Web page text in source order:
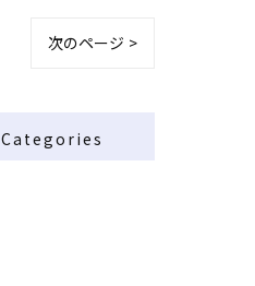
次のページ >
Categories